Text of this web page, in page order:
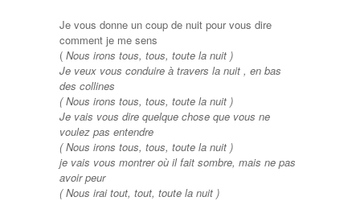
Je vous donne un coup de nuit pour vous dire
comment je me sens
( Nous irons tous, tous, toute la nuit )
Je veux vous conduire à travers la nuit , en bas
des collines
(Nous irons tous, tous, toute la nuit )
Je vais vous dire quelque chose que vous ne
voulez pas entendre
(Nous irons tous, tous, toute la nuit )
je vais vous montrer où il fait sombre, mais ne pas
avoir peur
(Nous irai tout, tout, toute la nuit )